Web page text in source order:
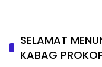
SELAMAT
KABAG